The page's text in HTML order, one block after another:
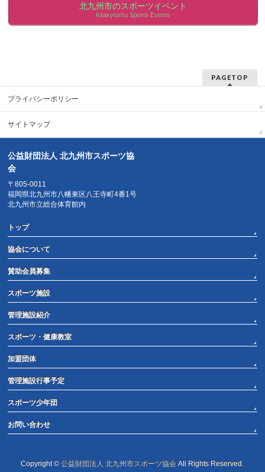
北九州市のスポーツイベント
Kitakyushu Sports Events
PAGETOP
プライバシーポリシー
サイトマップ
公益財団法人 北九州市スポーツ協
会
〒805-0011
福岡県北九州市八幡東区八王寺町4番1号
北九州市立総合体育館内
トップ
協会について
賛助会員募集
スポーツ施設
管理施設紹介
スポーツ・健康教室
加盟団体
管理施設行事予定
スポーツ少年団
お問い合わせ
Copyright ©公益財団法人 北九州市スポーツ協会 All Rights Reserved.